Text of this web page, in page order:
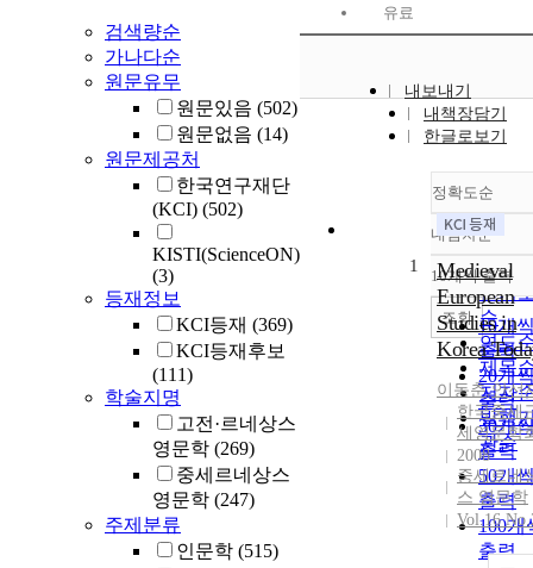
검색량순
가나다순
원문유무
원문있음 (502)
원문없음 (14)
원문제공처
한국연구재단
(KCI) (502)
KISTI(ScienceON)
(3)
등재정보
KCI등재 (369)
KCI등재후보
(111)
학술지명
고전·르네상스
영문학 (269)
중세르네상스
영문학 (247)
주제분류
인문학 (515)
유료
내보내기
내책장담기
한글로보기
정확도순
정확
순
인기
순
연도
제목
저자
발행
관순
내림차순
내림
10개씩 출력
10개
출력
20개
출력
30개
출력
50개
출력
100개
출력
조회
1
Medieval
European
Studies in
Korea
이동춘,안선
한국중세
세영문학
2008
중세르네
스 영문학
Vol.16